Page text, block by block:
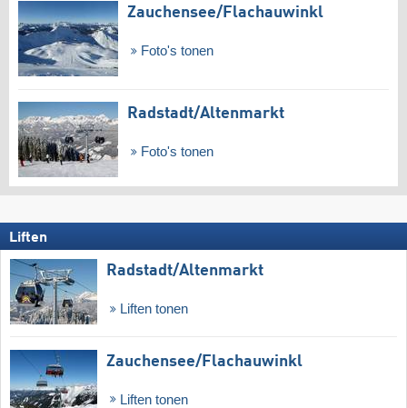
Zauchensee/​Flachauwinkl
Foto's tonen
Radstadt/​Altenmarkt
Foto's tonen
Liften
Radstadt/​Altenmarkt
Liften tonen
Zauchensee/​Flachauwinkl
Liften tonen